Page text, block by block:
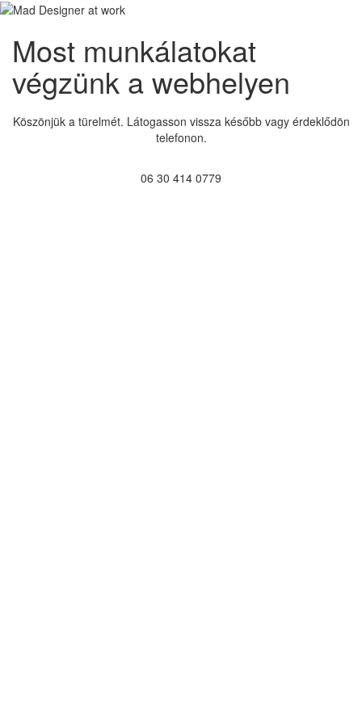
Most munkálatokat
végzünk a webhelyen
Köszönjük a türelmét. Látogasson vissza később vagy érdeklődön
telefonon.
06 30 414 0779